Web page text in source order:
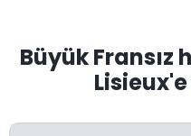
Büyük